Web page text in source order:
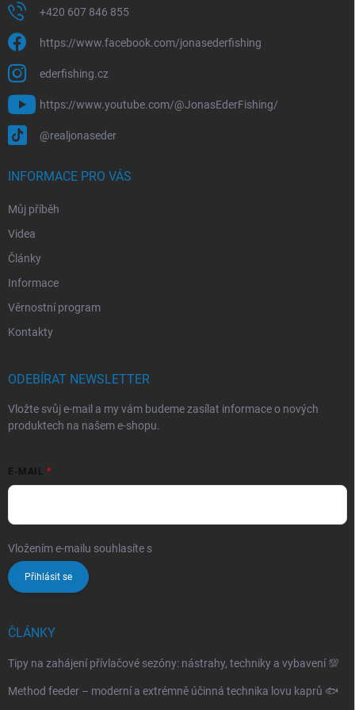
+420 607 846 855
https://www.facebook.com/jonasederfishing
ederfishing.cz
https://www.youtube.com/@JonasEderFishing/
@realjonaseder
INFORMACE PRO VÁS
Můj příběh
Videa
Články
Informace
Věrnostní program
Kontakty
ODEBÍRAT NEWSLETTER
Vložte svůj e-mail a my vám budeme zasílat informace o nových
produktech na našem e-shopu.
E-MAIL
Vložením e-mailu souhlasíte s
Přihlásit se
ČLÁNKY
Tipy na zahájení přívlačové sezóny: nástrahy, techniky a vybavení 💯
Method feeder – moderní a extrémně účinná technika lovu kaprů 🐟